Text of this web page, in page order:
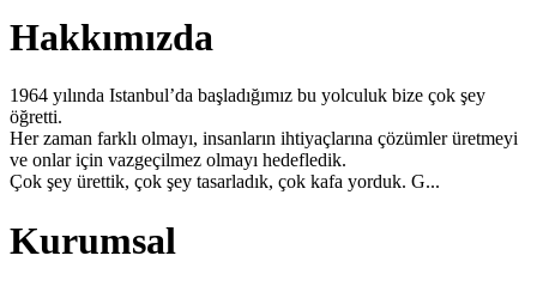
Hakkımızda
1964 yılında Istanbul’da başladığımız bu yolculuk bize çok şey
öğretti.
Her zaman farklı olmayı, insanların ihtiyaçlarına çözümler üretmeyi
ve onlar için vazgeçilmez olmayı hedefledik.
Çok şey ürettik, çok şey tasarladık, çok kafa yorduk. G...
Kurumsal